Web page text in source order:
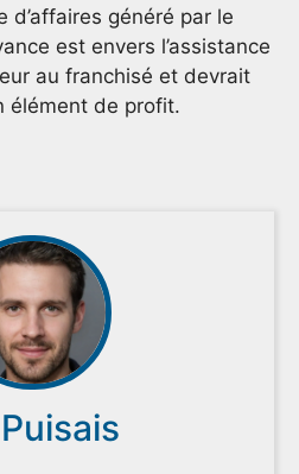
généré par le
est envers l’assistance
au franchisé et devrait
élément de profit.